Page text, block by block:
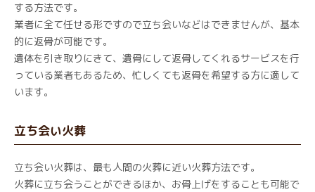
する方法です。
業者に全て任せる形ですので立ち会いなどはできませんが、基本
的に返骨が可能です。
遺体を引き取りにきて、遺骨にして返骨してくれるサービスを行
っている業者もあるため、忙しくても返骨を希望する方に適して
います。
立ち会い火葬
立ち会い火葬は、最も人間の火葬に近い火葬方法です。
火葬に立ち会うことができるほか、お骨上げをすることも可能で